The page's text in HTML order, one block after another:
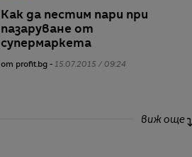
Как да пестим пари при
пазаруване от
супермаркета
от profit.bg - 15.07.2015 / 09:24
виж още